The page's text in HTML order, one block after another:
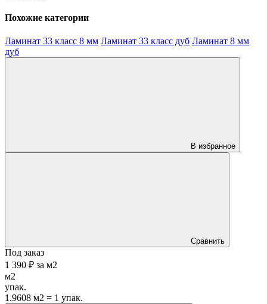
Похожие категории
Ламинат 33 класс 8 мм Ламинат 33 класс дуб Ламинат 8 мм
дуб
В избранное
Сравнить
Под заказ
1 390 ₽ за м2
м2
упак.
1.9608 м2 = 1 упак.